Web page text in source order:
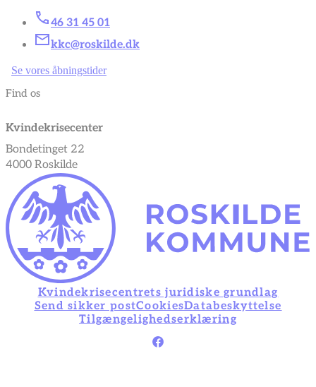
46 31 45 01
kkc@roskilde.dk
Se vores åbningstider
Find os
Kvindekrisecenter
Bondetinget 22
4000 Roskilde
Kvindekrisecentrets juridiske grundlag
Send sikker postCookiesDatabeskyttelse
Tilgængelighedserklæring